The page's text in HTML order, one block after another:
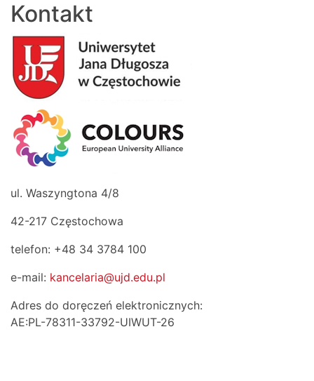
Kontakt
ul. Waszyngtona 4/8
42-217 Częstochowa
telefon: +48 34 3784 100
e-mail: kancelaria@ujd.edu.pl
Adres do doręczeń elektronicznych:
AE:PL-78311-33792-UIWUT-26